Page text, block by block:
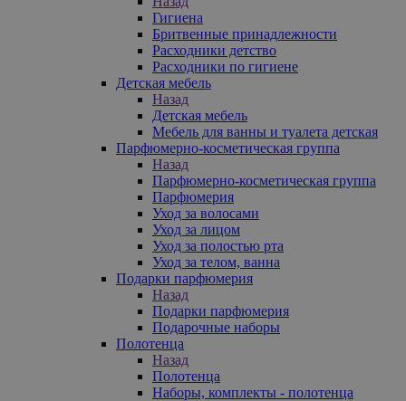
Гигиена
Бритвенные принадлежности
Расходники детство
Расходники по гигиене
Детская мебель
Назад
Детская мебель
Мебель для ванны и туалета детская
Парфюмерно-косметическая группа
Назад
Парфюмерно-косметическая группа
Парфюмерия
Уход за волосами
Уход за лицом
Уход за полостью рта
Уход за телом, ванна
Подарки парфюмерия
Назад
Подарки парфюмерия
Подарочные наборы
Полотенца
Назад
Полотенца
Наборы, комплекты - полотенца